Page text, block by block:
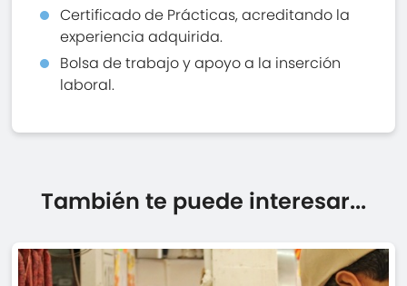
Certificado de Prácticas, acreditando la
experiencia adquirida.
Bolsa de trabajo y apoyo a la inserción
laboral.
También te puede interesar...